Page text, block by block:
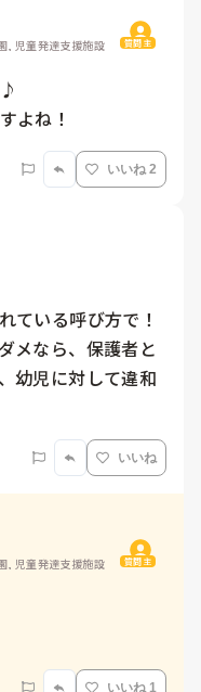
, 児童発達支援施設 質問主
よね！
いいね 2
ている呼び方で！
メなら、保護者と
幼児に対して違和
いいね
, 児童発達支援施設 質問主
いいね 1